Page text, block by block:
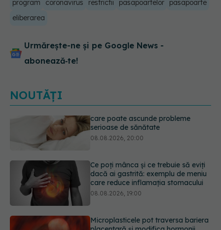
program coronavirus restrictii pasapoartelor
pasapoarte
eliberarea
Urmărește-ne și pe Google News -
abonează‑te!
NOUTĂȚI
Ce poți mânca și ce trebuie să eviți
dacă ai gastrită: exemplu de meniu
Microplasticele pot traversa bariera
placentară și modifica hormonii